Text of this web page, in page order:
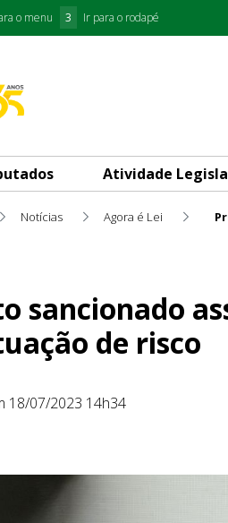
o menu 3 Ir para o rodapé
Atividade
Notícias Agora é Lei
sigilo
sancionado
de risco
18/07/2023 14h34